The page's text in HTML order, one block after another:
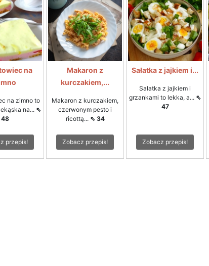
na
na zimno to
na... ⇖
48
przepis!
Makaron z
kurczakiem,...
Makaron z kurczakiem,
czerwonym pesto i
ricottą... ⇖ 34
Zobacz przepis!
Sałatka z jajkiem i...
Sałatka z jajkiem i
grzankami to lekka, a... ⇖
47
Zobacz przepis!